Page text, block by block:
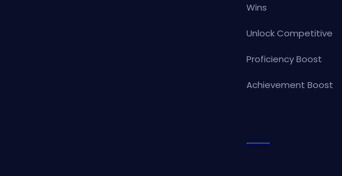
Wins
Unlock Competitive
Proficiency Boost
Achievement Boost